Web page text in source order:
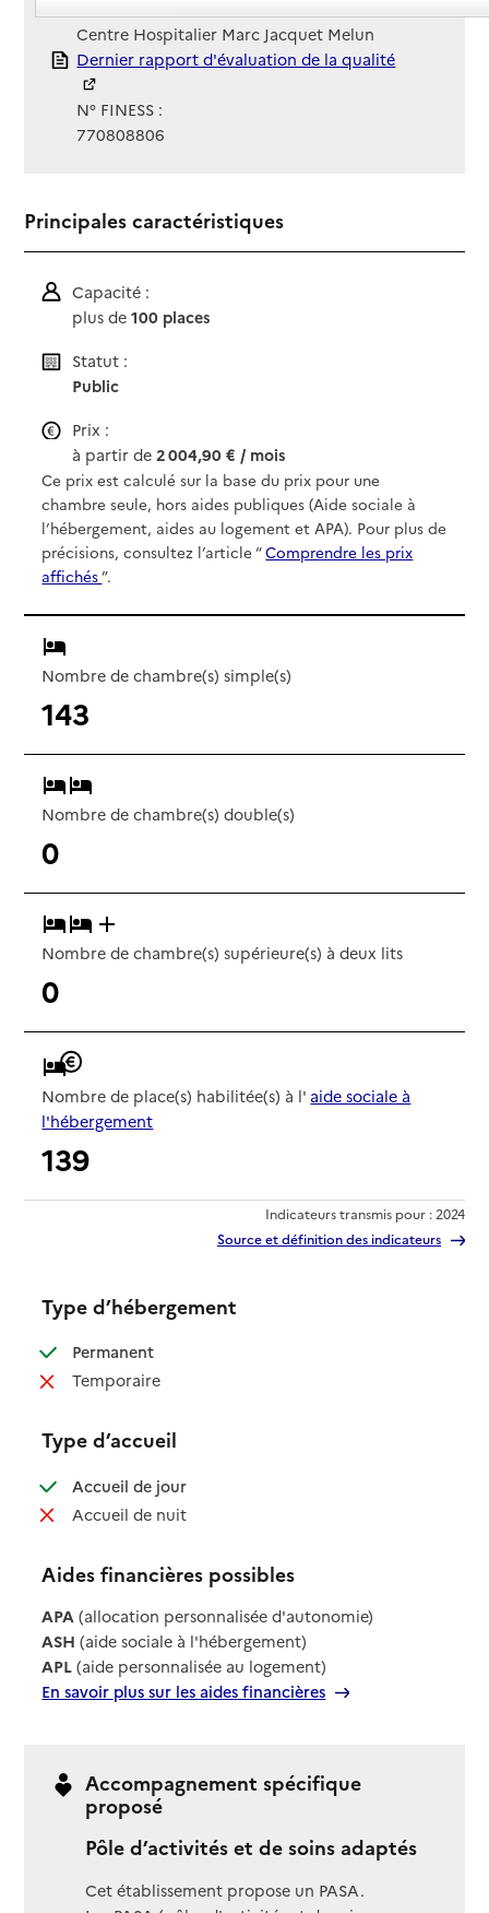
Centre Hospitalier Marc Jacquet Melun
Rapport HAS
Dernier rapport d'évaluation de la qualité
N° FINESS :
770808806
Principales caractéristiques
Capacité :
plus de100 places
Statut :
Public
Prix :
à partir de2 004,90 € / mois
Ce prix est calculé sur la base du prix pour une
chambre seule, hors aides publiques (Aide sociale à
l’hébergement, aides au logement et APA). Pour plus de
précisions, consultez l’article “Comprendre les prix
affichés”.
Nombre de chambre(s) simple(s)
143
Nombre de chambre(s) double(s)
0
Nombre de chambre(s) supérieure(s) à deux lits
0
Nombre de place(s) habilitée(s) à l' aide sociale à
l'hébergement
139
Indicateurs transmis pour : 2024
Source et définition des indicateurs
Type d’hébergement
Permanent: disponible
Temporaire: non disponible
Type d’accueil
Accueil de jour: disponible
Accueil de nuit: non disponible
Aides financières possibles
APA (allocation personnalisée d'autonomie)
ASH (aide sociale à l'hébergement)
APL (aide personnalisée au logement)
En savoir plus sur les aides financières
Accompagnement spécifique
proposé
Pôle d’activités et de soins adaptés
Cet établissement propose un PASA.